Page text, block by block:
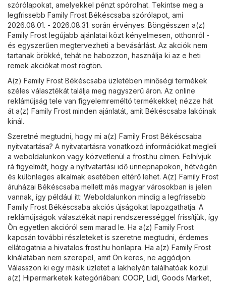
szórólapokat, amelyekkel pénzt spórolhat. Tekintse meg a
legfrissebb Family Frost Békéscsaba szórólapot, ami
2026.08.01. - 2026.08.31. során érvényes. Böngésszen a(z)
Family Frost legújabb ajánlatai közt kényelmesen, otthonról -
és egyszerűen megtervezheti a bevásárlást. Az akciók nem
tartanak örökké, tehát ne habozzon, használja ki az e heti
remek akciókat most rögtön.
A(z) Family Frost Békéscsaba üzletében minőségi termékek
széles választékát találja meg nagyszerű áron. Az online
reklámújság tele van figyelemreméltó termékekkel; nézze hát
át a(z) Family Frost minden ajánlatát, amit Békéscsaba lakóinak
kínál.
Szeretné megtudni, hogy mi a(z) Family Frost Békéscsaba
nyitvatartása? A nyitvatartásra vonatkozó információkat megleli
a weboldalunkon vagy közvetlenül a frost.hu címen. Felhívjuk
rá figyelmét, hogy a nyitvatartási idő ünnepnapokon, hétvégén
és különleges alkalmak esetében eltérő lehet. A(z) Family Frost
áruházai Békéscsaba mellett más magyar városokban is jelen
vannak, így például itt: Weboldalunkon mindig a legfrissebb
Family Frost Békéscsaba akciós újságokat lapozgathatja. A
reklámújságok választékát napi rendszerességgel frissítjük, így
Ön egyetlen akcióról sem marad le. Ha a(z) Family Frost
kapcsán további részleteket is szeretne megtudni, érdemes
ellátogatnia a hivatalos frost.hu honlapra. Ha a(z) Family Frost
kínálatában nem szerepel, amit Ön keres, ne aggódjon.
Válasszon ki egy másik üzletet a lakhelyén találhatóak közül
a(z) Hipermarketek kategóriában: COOP Lidl Goods Market